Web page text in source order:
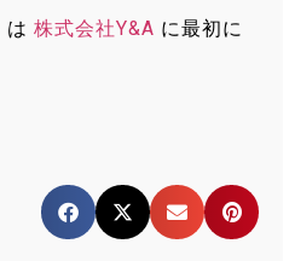
は 株式会社Y&A に最初に